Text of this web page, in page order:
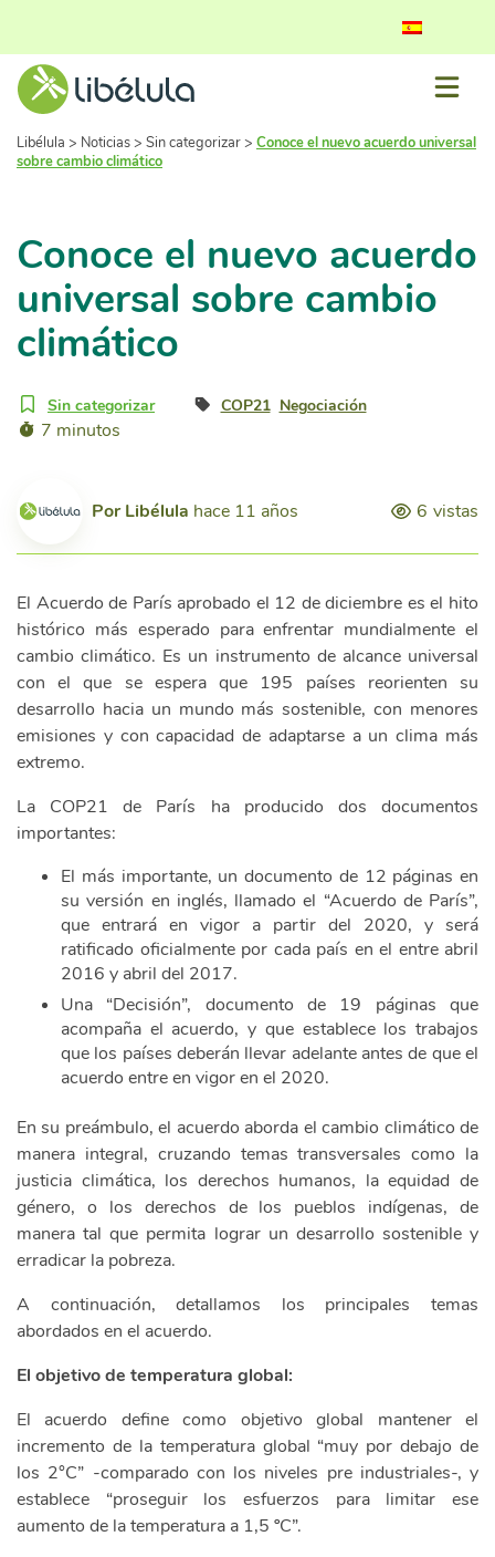
Libélula > Noticias> Sin categorizar> Conoce el nuevo acuerdo universal
sobre cambio climático
Conoce el nuevo acuerdo
universal sobre cambio
climático
Sin categorizar COP21 Negociación
7 minutos
PorLibélula hace 11 años 6 vistas
El Acuerdo de París aprobado el 12 de diciembre es el hito
histórico más esperado para enfrentar mundialmente el
cambio climático. Es un instrumento de alcance universal
con el que se espera que 195 países reorienten su
desarrollo hacia un mundo más sostenible, con menores
emisiones y con capacidad de adaptarse a un clima más
extremo.
La COP21 de París ha producido dos documentos
importantes:
El más importante, un documento de 12 páginas en
su versión en inglés, llamado el “Acuerdo de París”,
que entrará en vigor a partir del 2020, y será
ratificado oficialmente por cada país en el entre abril
2016 y abril del 2017.
Una “Decisión”, documento de 19 páginas que
acompaña el acuerdo, y que establece los trabajos
que los países deberán llevar adelante antes de que el
acuerdo entre en vigor en el 2020.
En su preámbulo, el acuerdo aborda el cambio climático de
manera integral, cruzando temas transversales como la
justicia climática, los derechos humanos, la equidad de
género, o los derechos de los pueblos indígenas, de
manera tal que permita lograr un desarrollo sostenible y
erradicar la pobreza.
A continuación, detallamos los principales temas
abordados en el acuerdo.
El objetivo de temperatura global:
El acuerdo define como objetivo global mantener el
incremento de la temperatura global “muy por debajo de
los 2°C” -comparado con los niveles pre industriales-, y
establece “proseguir los esfuerzos para limitar ese
aumento de la temperatura a 1,5 ºC”.